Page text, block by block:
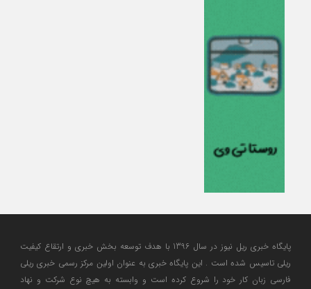
پایگاه خبری ریل نیوز در سال 1396 با هدف توسعه بخش خبری و ارتقاع کیفیت
ریلی تاسیس شده است . این پایگاه خبری به عنوان اولین مرکز رسمی خبری ریلی
فارسی زبان کار خود را شروع کرده است و وابسته به هیچ نوع شرکت و نهاد